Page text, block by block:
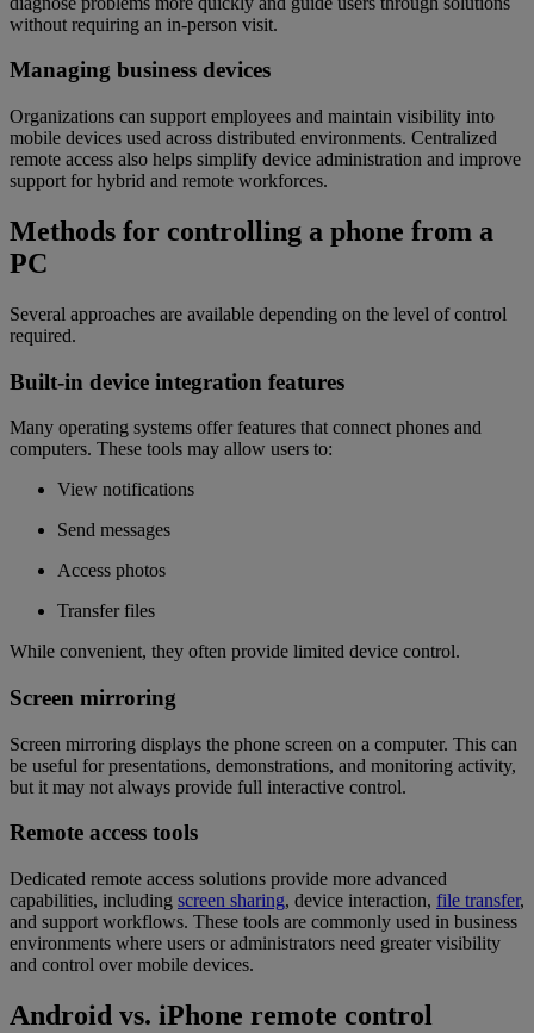
without requiring an in-person visit.
Managing business devices
Organizations can support employees and maintain visibility into
mobile devices used across distributed environments. Centralized
remote access also helps simplify device administration and improve
support for hybrid and remote workforces.
Methods for controlling a phone from a
PC
Several approaches are available depending on the level of control
required.
Built-in device integration features
Many operating systems offer features that connect phones and
computers. These tools may allow users to:
View notifications
Send messages
Access photos
Transfer files
While convenient, they often provide limited device control.
Screen mirroring
Screen mirroring displays the phone screen on a computer. This can
be useful for presentations, demonstrations, and monitoring activity,
but it may not always provide full interactive control.
Remote access tools
Dedicated remote access solutions provide more advanced
capabilities, including screen sharing, device interaction, file transfer,
and support workflows. These tools are commonly used in business
environments where users or administrators need greater visibility
and control over mobile devices.
Android vs. iPhone remote control